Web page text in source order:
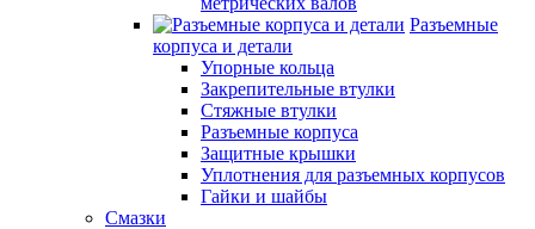
Разъемные
корпуса и детали
Упорные кольца
Закрепительные втулки
Стяжные втулки
Разъемные корпуса
Защитные крышки
Уплотнения для разъемных корпусов
Гайки и шайбы
Смазки